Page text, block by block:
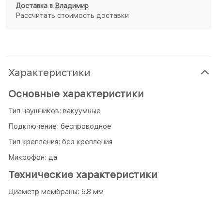
Доставка в Владимир
Рассчитать стоимость доставки
Характеристики
Основные характеристики
Тип наушников: вакуумные
Подключение: беспроводное
Тип крепления: без крепления
Микрофон: да
Технические характеристики
Диаметр мембраны: 5.8 мм